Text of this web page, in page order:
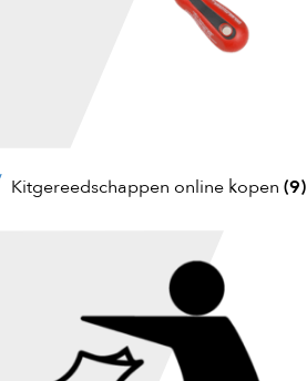
Kitgereedschappen online kopen (9)